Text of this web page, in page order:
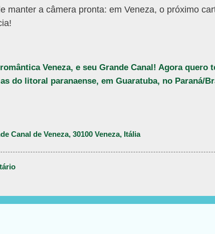
manter a câmera pronta: em Veneza, o próximo
Veneza, e seu Grande Canal! Agora quero
do litoral paranaense, em Guaratuba, no Paraná/
Canal de Veneza, 30100 Veneza, Itália